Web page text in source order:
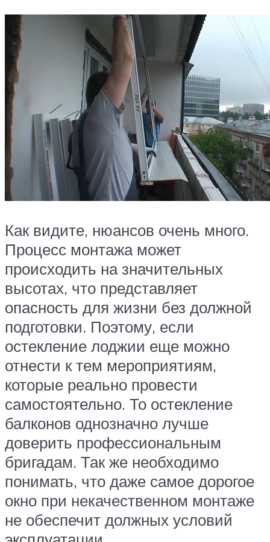
Как видите, нюансов очень много.
Процесс монтажа может
происходить на значительных
высотах, что представляет
опасность для жизни без должной
подготовки. Поэтому, если
остекление лоджии еще можно
отнести к тем мероприятиям,
которые реально провести
самостоятельно. То остекление
балконов однозначно лучше
доверить профессиональным
бригадам. Так же необходимо
понимать, что даже самое дорогое
окно при некачественном монтаже
не обеспечит должных условий